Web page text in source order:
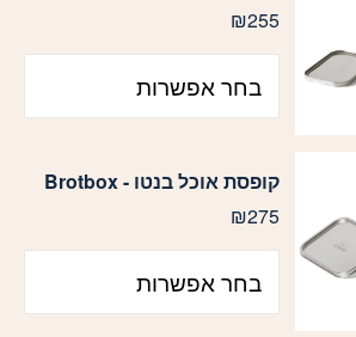
₪255
קופסת אוכל בנטו - Brotbox
₪275